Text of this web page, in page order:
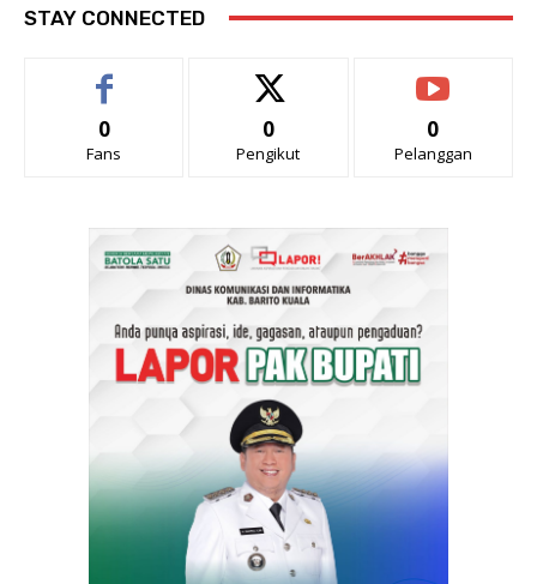
STAY CONNECTED
0
Fans
0
Pengikut
0
Pelanggan